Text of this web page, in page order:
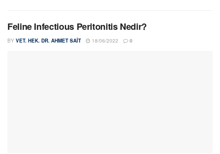
Feline Infectious Peritonitis Nedir?
BY VET. HEK. DR. AHMET SAIT 18/06/2022 0